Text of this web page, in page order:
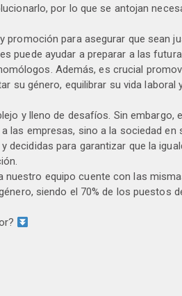
por lo que se antojan
promoción para asegurar que sean
puede ayudar a preparar a las
Además, es crucial
su género, equilibrar su vida laboral
y lleno de desafíos. Sin embargo, el
las empresas, sino a la sociedad en
para garantizar que la
nuestro equipo cuente con las
siendo el 70% de los puestos